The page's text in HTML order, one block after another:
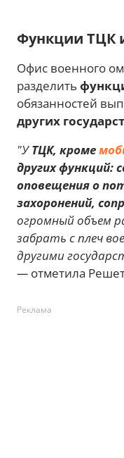
Функции ТЦК
Офис военного
разделить
обязанностей
других
"УТЦК, кроме
других функций:
оповещения о
захоронений,
огромный объем
забрать с плеч
другими
— отметила
Реклама